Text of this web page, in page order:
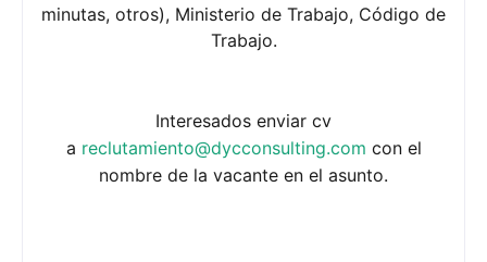
minutas, otros), Ministerio de Trabajo, Código de
Trabajo.
Interesados enviar cv
a reclutamiento@dycconsulting.com con el
nombre de la vacante en el asunto.